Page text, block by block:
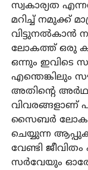
സ്വകാര്യത
മറിച്ച് നമുക്ക്
വിട്ടുനല്‍കാന്‍
ലോകത്ത് ഒരു
ഒന്നും ഇവിടെ
എന്തെങ്കിലും
അതിന്റെ
വിവരങ്ങളാണ്
സൈബര്‍
ചെയ്യുന്ന
വേണ്ടി
സര്‍വേയും